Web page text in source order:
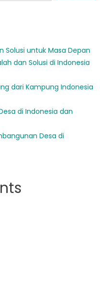
Solusi untuk Masa Depan
dan Solusi di Indonesia
dari Kampung Indonesia
di Indonesia dan
Desa di